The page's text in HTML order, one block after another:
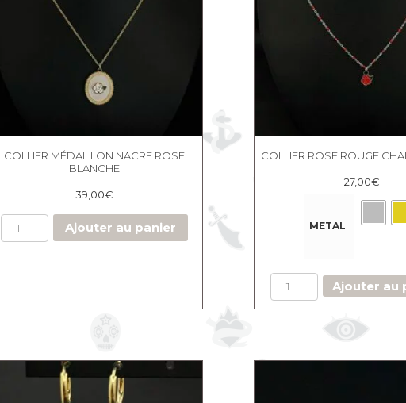
COLLIER MÉDAILLON NACRE ROSE
BLANCHE
39,00€
Ajouter au panier
COLLIER ROSE ROUGE
27,00€
METAL
quantité
Collier
Rose
rouge
perlée
Ajouter au